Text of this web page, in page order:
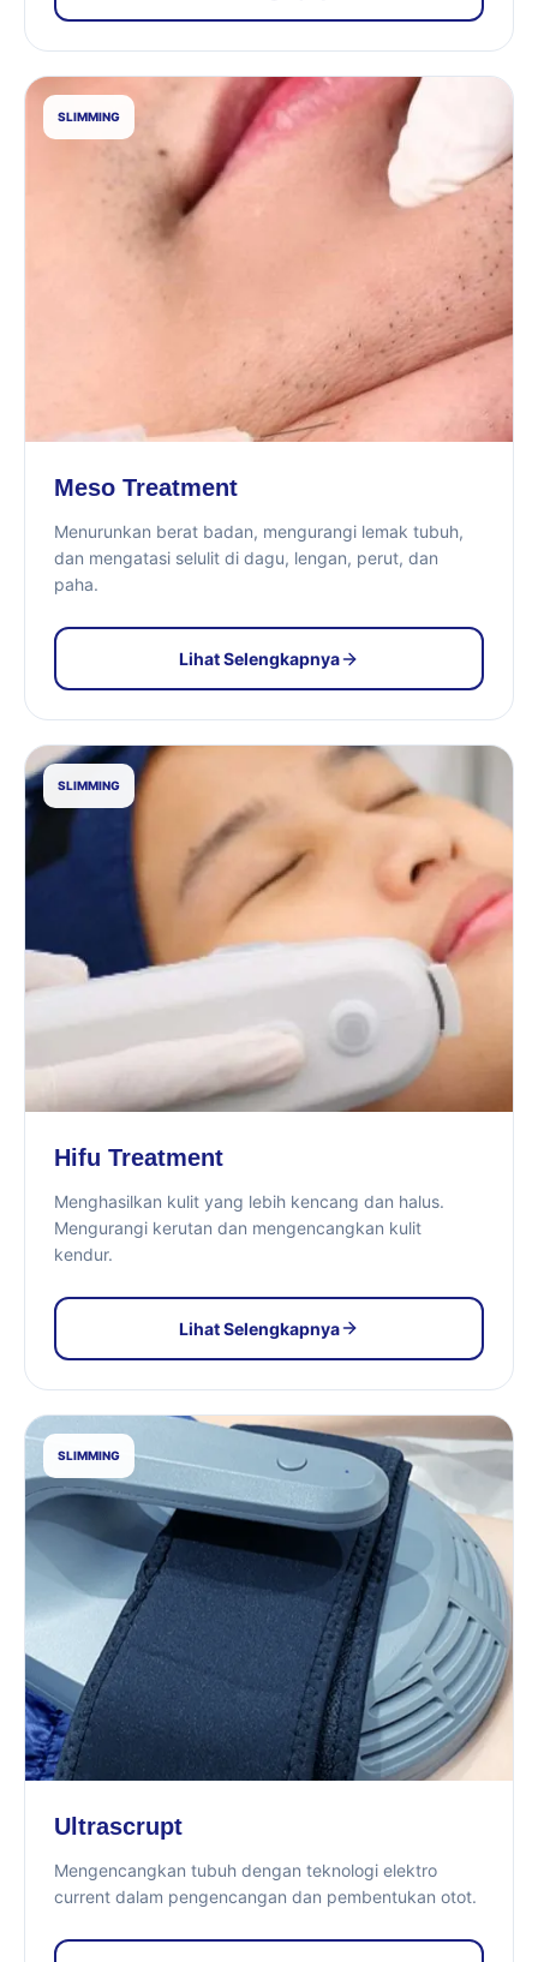
SLIMMING
Meso Treatment
Menurunkan berat badan, mengurangi lemak tubuh,
dan mengatasi selulit di dagu, lengan, perut, dan
paha.
Lihat Selengkapnya
SLIMMING
Hifu Treatment
Menghasilkan kulit yang lebih kencang dan halus.
Mengurangi kerutan dan mengencangkan kulit
kendur.
Lihat Selengkapnya
SLIMMING
Ultrascrupt
Mengencangkan tubuh dengan teknologi elektro
current dalam pengencangan dan pembentukan otot.